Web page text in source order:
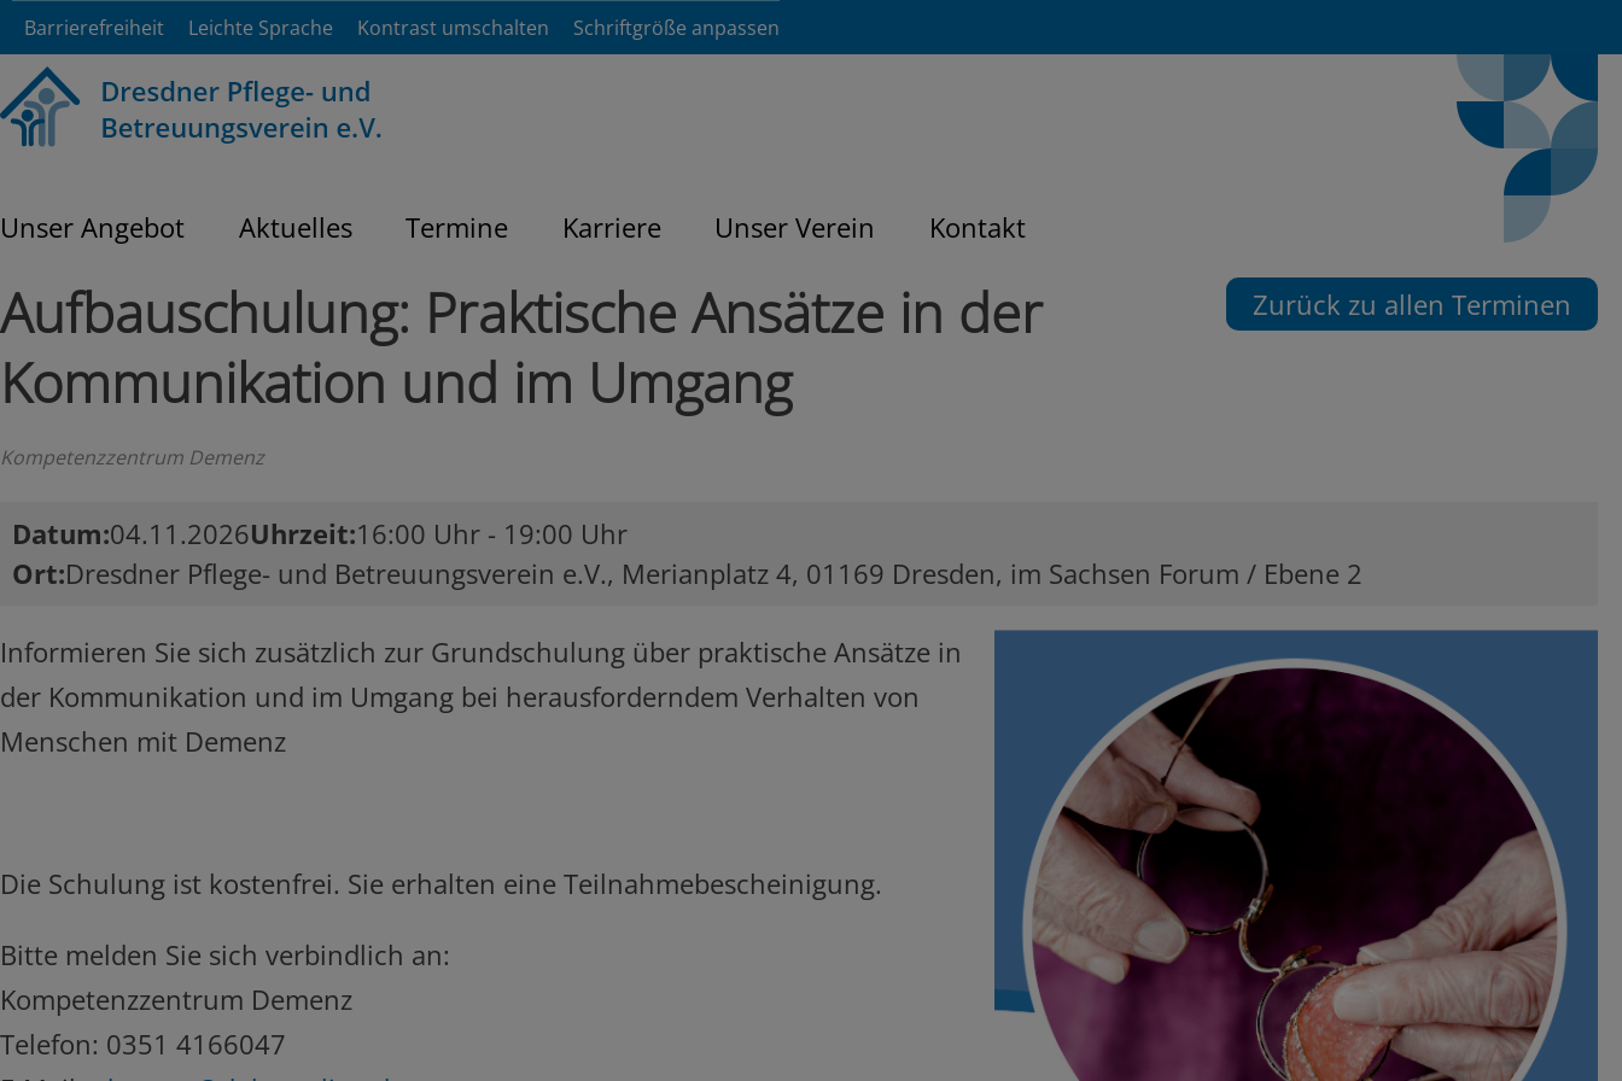
Barrierefreiheit Leichte Sprache Kontrast umschalten Schriftgröße anpassen
Unser Angebot Aktuelles Termine Karriere Unser Verein Kontakt
Zurück zu allen Terminen
Aufbauschulung: Praktische Ansätze in der
Kommunikation und im Umgang
Kompetenzzentrum Demenz
Datum 04.11.2026Uhrzeit 16:00 Uhr - 19:00 Uhr
Ort Dresdner Pflege- und Betreuungsverein e.V., Merianplatz 4, 01169 Dresden, im Sachsen Forum / Ebene 2
Informieren Sie sich zusätzlich zur Grundschulung über praktische Ansätze in
der Kommunikation und im Umgang bei herausforderndem Verhalten von
Menschen mit Demenz
Die Schulung ist kostenfrei. Sie erhalten eine Teilnahmebescheinigung.
Bitte melden Sie sich verbindlich an:
Kompetenzzentrum Demenz
Telefon: 0351 4166047